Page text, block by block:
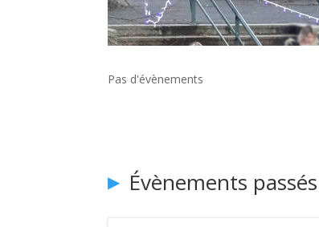
Pas d'évènements
Évènements passés